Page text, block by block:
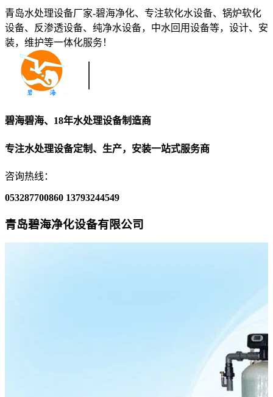
青岛水处理设备厂家-碧海净化、专注软化水设备、锅炉软化
设备、反渗透设备、纯净水设备，中水回用设备等，设计、安
装，维护等一体化服务！
碧海碧海、18年水处理设备制造商
专注水处理设备定制、生产，安装一站式服务商
咨询热线：
053287700860 13793244549
青岛碧海净化设备有限公司